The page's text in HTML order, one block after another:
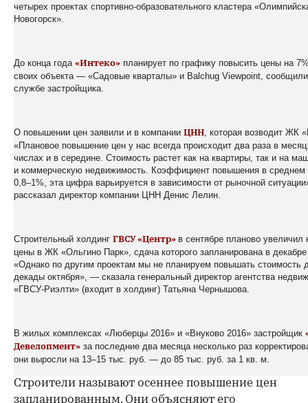
четырех проектах спортивно-образовательного кластера
Новогорск».
До конца года «Интеко» планирует по графику повысить цены на
своих объекта — «Садовые кварталы» и Balchug Viewpoint,
службе застройщика.
О повышении цен заявили и в компании ЦНН , которая возводит ЖК
«Плановое повышение цен у нас всегда происходит два раза в
числах и в середине. Стоимость растет как на квартиры, так и на
и коммерческую недвижимость. Коэффициент повышения в среднем
0,8–1%, эта цифра варьируется в зависимости от рыночной
рассказал директор компании ЦНН Денис Лелин.
Строительный холдинг ГВСУ «Центр» в сентябре планово увеличил
цены в ЖК «Ольгино Парк», сдача которого запланирована в декабре
«Однако по другим проектам мы не планируем повышать стоимость
декады октября», — сказала генеральный директор агентства
«ГВСУ-Риэлти» (входит в холдинг) Татьяна Чернышова.
В жилых комплексах «Люберцы 2016» и «Внуково 2016» застройщик
Девелопмент» за последние два месяца несколько раз
они выросли на 13–15 тыс. руб. — до 85 тыс. руб. за 1 кв. м.
Строители называют осеннее повышение цен
запланированным. Они объясняют его